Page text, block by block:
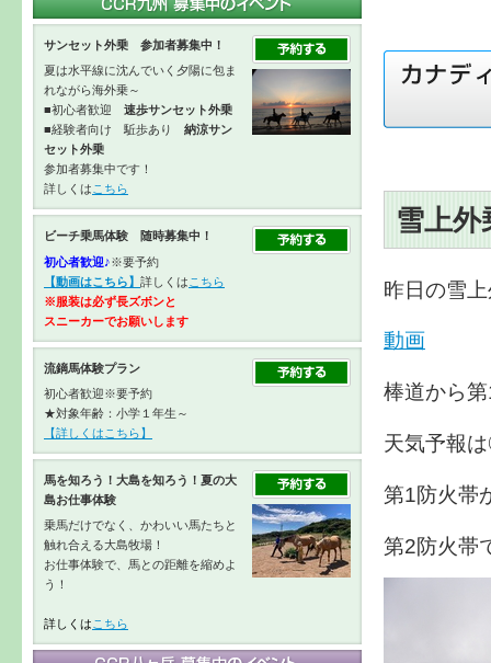
雪上外
昨日の雪
動画
棒道から
天気予報
第1防火帯
第2防火帯
サンセット外乗 参加者募集中！
夏は水平線に沈んでいく夕陽に包ま
れながら海外乗～
■初心者歓迎 速歩サンセット外乗
■経験者向け 駈歩あり 納涼サン
セット外乗
参加者募集中です！
詳しくは こちら
ビーチ乗馬体験 随時募集中！
初心者歓迎♪※要予約
【動画はこちら】 詳しくは こちら
※服装は必ず長ズボンと
スニーカーでお願いします
流鏑馬体験プラン
初心者歓迎※要予約
★対象年齢：小学１年生～
【詳しくはこちら】
馬を知ろう！大島を知ろう！夏の大
島お仕事体験
乗馬だけでなく、かわいい馬たちと
触れ合える大島牧場！
お仕事体験で、馬との距離を縮めよ
う！
詳しくは こちら